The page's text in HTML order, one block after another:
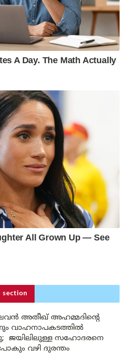
section
അതീഖ് അഹമ്മദിന്റെ
വാഹനാപകടത്തിൽ
ജയിലിലുള്ള സഹോദരനെ
വഴി ദുരന്തം